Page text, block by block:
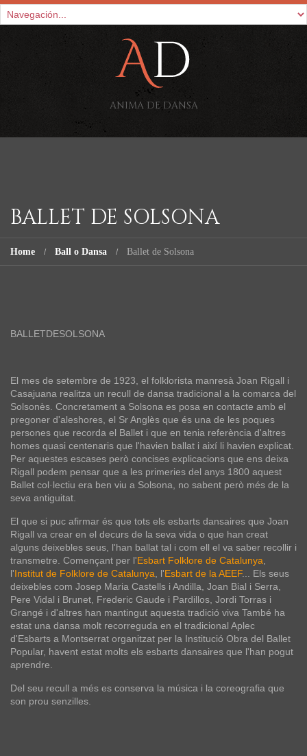
ANIMA DE DANSA
BALLET DE SOLSONA
Home Ball o Dansa Ballet de Solsona
BALLETDESOLSONA
El mes de setembre de 1923, el folklorista manresà Joan Rigall i
Casajuana realitza un recull de dansa tradicional a la comarca del
Solsonès. Concretament a Solsona es posa en contacte amb el
pregoner d'aleshores, el Sr Anglès que és una de les poques
persones que recorda el Ballet i que en tenia referència d'altres
homes quasi centenaris que l'havien ballat i així li havien explicat.
Per aquestes escases però concises explicacions que ens deixa
Rigall podem pensar que a les primeries del anys 1800 aquest
Ballet col·lectiu era ben viu a Solsona, no sabent però més de la
seva antiguitat.
El que si puc afirmar és que tots els esbarts dansaires que Joan
Rigall va crear en el decurs de la seva vida o que han creat
alguns deixebles seus, l'han ballat tal i com ell el va saber recollir i
transmetre. Començant per l'Esbart Folklore de Catalunya
l'Institut de Folklore de Catalunya , l'Esbart de la AEEF... Els seus
deixebles com Josep Maria Castells i Andilla, Joan Bial i Serra,
Pere Vidal i Brunet, Frederic Gaude i Pardillos, Jordi Torras i
Grangé i d'altres han mantingut aquesta tradició viva També ha
estat una dansa molt recorreguda en el tradicional Aplec
d'Esbarts a Montserrat organitzat per la Institució Obra del Ballet
Popular, havent estat molts els esbarts dansaires que l'han pogut
aprendre.
Del seu recull a més es conserva la música i la coreografia que
son prou senzilles.